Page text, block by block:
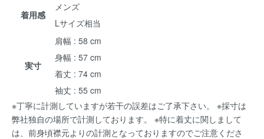
着用感
メンズ
Lサイズ相当
実寸
肩幅 : 58 cm
身幅 : 57 cm
着丈 : 74 cm
袖丈 : 55 cm
※丁寧に計測していますが若干の誤差はご了承下さい。 ※採寸は
弊社独自の場所で計測しております。 ※特に着丈に関しまして
は、前身頃襟元よりの計測となっておりますのでご注意くださ